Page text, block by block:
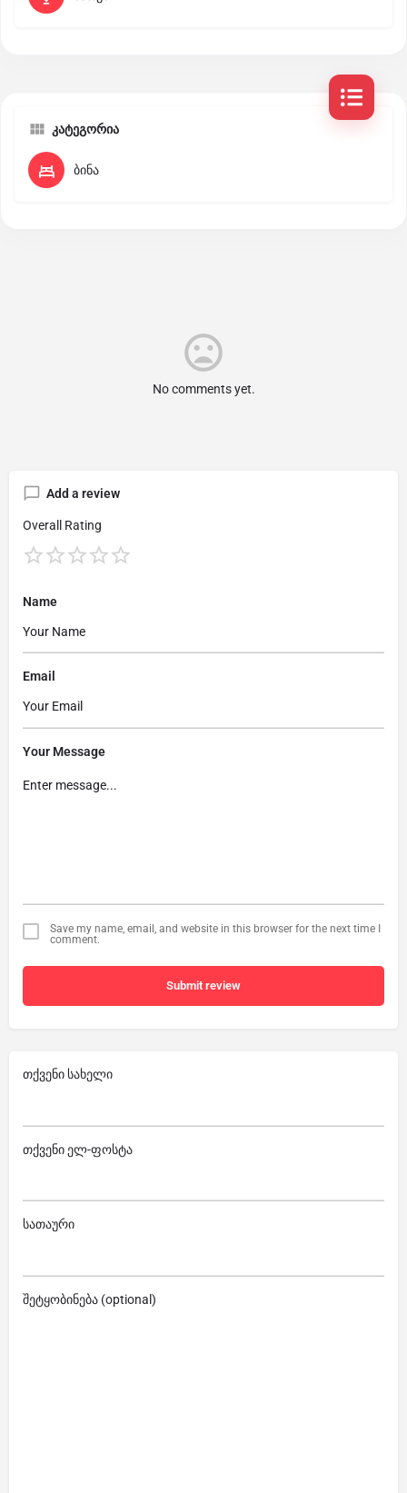
კატეგორია
ბინა
No comments yet.
Add a review
Overall Rating
Name
Email
Your Message
Save my name, email, and website in this browser for the next time I
comment.
Submit review
თქვენი სახელი
თქვენი ელ-ფოსტა
სათაური
შეტყობინება (optional)